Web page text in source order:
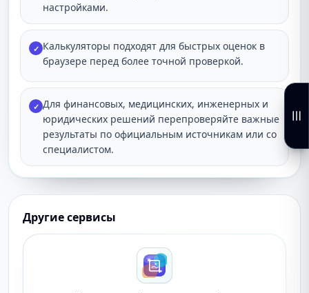
настройками.
✓ Калькуляторы подходят для быстрых оценок в
браузере перед более точной проверкой.
✓ Для финансовых, медицинских, инженерных и
юридических решений перепроверяйте важные
результаты по официальным источникам или со
специалистом.
Другие сервисы